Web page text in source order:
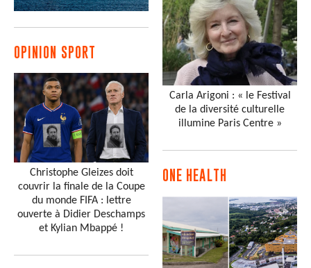
OPINION SPORT
Christophe Gleizes doit
couvrir la finale de la Coupe
du monde FIFA : lettre
ouverte à Didier Deschamps
et Kylian Mbappé !
Carla Arigoni : « le Festival
de la diversité culturelle
illumine Paris Centre »
ONE HEALTH